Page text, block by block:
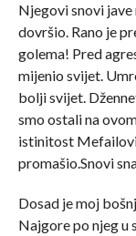
Njegovi snovi jave
dovršio. Rano je
golema! Pred
mijenio svijet.
bolji svijet.
smo ostali na
istinitost
promašio.Snovi
Dosad je moj
Najgore po njeg u